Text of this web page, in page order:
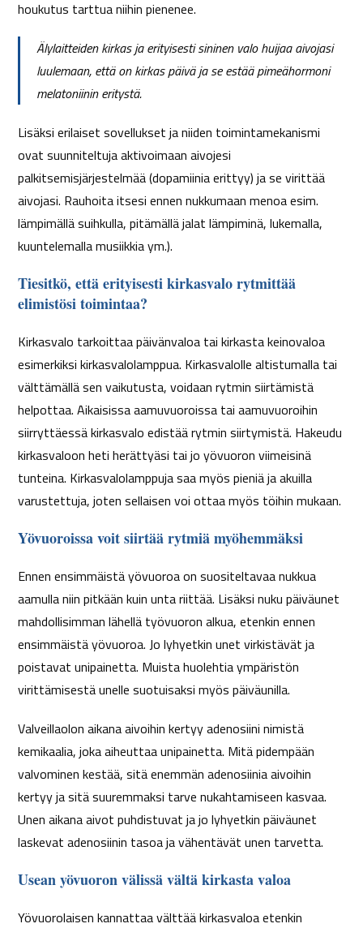
houkutus tarttua niihin pienenee.
Älylaitteiden kirkas ja erityisesti sininen valo huijaa aivojasi
luulemaan, että on kirkas päivä ja se estää pimeähormoni
melatoniinin eritystä.
Lisäksi erilaiset sovellukset ja niiden toimintamekanismi
ovat suunniteltuja aktivoimaan aivojesi
palkitsemisjärjestelmää (dopamiinia erittyy) ja se virittää
aivojasi. Rauhoita itsesi ennen nukkumaan menoa esim.
lämpimällä suihkulla, pitämällä jalat lämpiminä, lukemalla,
kuuntelemalla musiikkia ym.).
Tiesitkö, että erityisesti kirkasvalo rytmittää
elimistösi toimintaa?
Kirkasvalo tarkoittaa päivänvaloa tai kirkasta keinovaloa
esimerkiksi kirkasvalolamppua. Kirkasvalolle altistumalla tai
välttämällä sen vaikutusta, voidaan rytmin siirtämistä
helpottaa. Aikaisissa aamuvuoroissa tai aamuvuoroihin
siirryttäessä kirkasvalo edistää rytmin siirtymistä. Hakeudu
kirkasvaloon heti herättyäsi tai jo yövuoron viimeisinä
tunteina. Kirkasvalolamppuja saa myös pieniä ja akuilla
varustettuja, joten sellaisen voi ottaa myös töihin mukaan.
Yövuoroissa voit siirtää rytmiä myöhemmäksi
Ennen ensimmäistä yövuoroa on suositeltavaa nukkua
aamulla niin pitkään kuin unta riittää. Lisäksi nuku päiväunet
mahdollisimman lähellä työvuoron alkua, etenkin ennen
ensimmäistä yövuoroa. Jo lyhyetkin unet virkistävät ja
poistavat unipainetta. Muista huolehtia ympäristön
virittämisestä unelle suotuisaksi myös päiväunilla.
Valveillaolon aikana aivoihin kertyy adenosiini nimistä
kemikaalia, joka aiheuttaa unipainetta. Mitä pidempään
valvominen kestää, sitä enemmän adenosiinia aivoihin
kertyy ja sitä suuremmaksi tarve nukahtamiseen kasvaa.
Unen aikana aivot puhdistuvat ja jo lyhyetkin päiväunet
laskevat adenosiinin tasoa ja vähentävät unen tarvetta.
Usean yövuoron välissä vältä kirkasta valoa
Yövuorolaisen kannattaa välttää kirkasvaloa etenkin